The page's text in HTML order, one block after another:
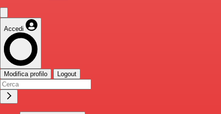
Accedi
Modifica profilo Logout